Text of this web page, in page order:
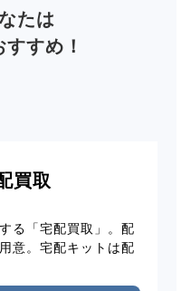
たは
すすめ！
買取
る「宅配買取」。配
意。宅配キットは配